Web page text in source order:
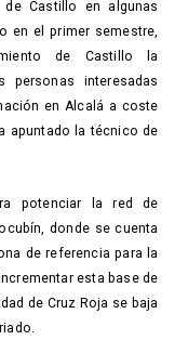
de Castillo en algunas
en el primer semestre,
de Castillo la
interesadas
en Alcalá a coste
apuntado la técnico de
potenciar la red de
donde se cuenta
de referencia para la
esta base de
de Cruz Roja se baja